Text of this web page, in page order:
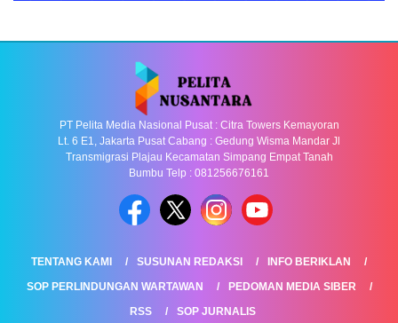
PT Pelita Media Nasional Pusat : Citra Towers Kemayoran
Lt. 6 E1, Jakarta Pusat Cabang : Gedung Wisma Mandar Jl
Transmigrasi Plajau Kecamatan Simpang Empat Tanah
Bumbu Telp : 081256676161
TENTANG KAMI SUSUNAN REDAKSI
INFO BERIKLAN
SOP PERLINDUNGAN WARTAWAN
PEDOMAN MEDIA SIBER
RSS
SOP JURNALIS